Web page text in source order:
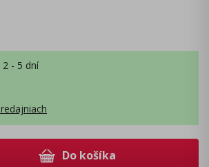
- 5 dní
Do košíka